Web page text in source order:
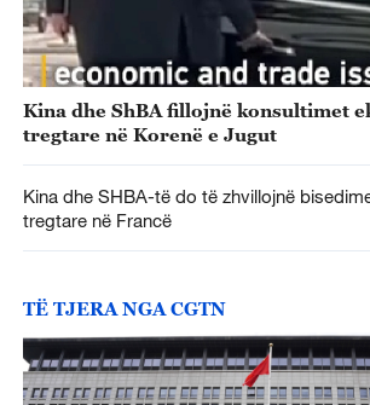
Kina dhe ShBA fillojnë konsultimet
tregtare në Korenë e Jugut
Kina dhe SHBA-të do të zhvillojnë
tregtare në Francë
TË TJERA NGA CGTN